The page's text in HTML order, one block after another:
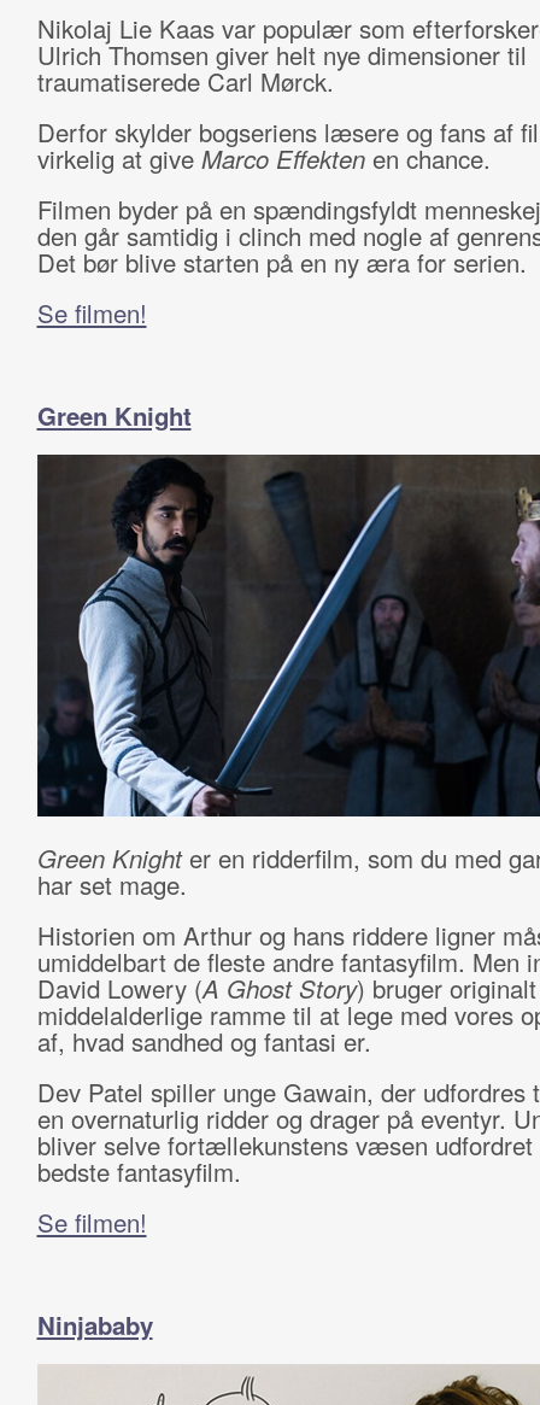
Nikolaj Lie Kaas var populær som
Ulrich Thomsen giver helt nye dimensioner til
traumatiserede Carl Mørck.
Derfor skylder bogseriens læsere og fans af
virkelig at give Marco Effektenen chance.
Filmen byder på en spændingsfyldt
den går samtidig i clinch med nogle af
Det bør blive starten på en ny æra for serien.
Se filmen!
Green Knight
Green Knighter en ridderfilm, som du med
har set mage.
Historien om Arthur og hans riddere ligner
umiddelbart de fleste andre fantasyfilm. Men
David Lowery (A Ghost Story) bruger
middelalderlige ramme til at lege med vores
af, hvad sandhed og fantasi er.
Dev Patel spiller unge Gawain, der udfordres
en overnaturlig ridder og drager på eventyr.
bliver selve fortællekunstens væsen udfordret
bedste fantasyfilm.
Se filmen!
Ninjababy